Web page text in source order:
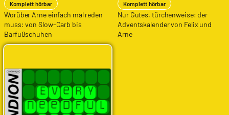
Komplett hörbar
Worüber Arne einfach mal reden
muss: von Slow-Carb bis
Barfußschuhen
Komplett hörbar
Nur Gutes, türchenweise: der
Adventskalender von Felix und
Arne